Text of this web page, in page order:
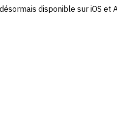
disponible sur iOS et